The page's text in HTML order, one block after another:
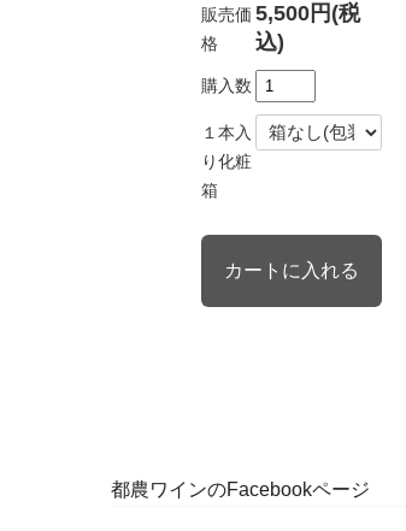
販売価
格
5,500円(税
込)
購入数
１本入
り化粧
箱
都農ワインのFacebookページ